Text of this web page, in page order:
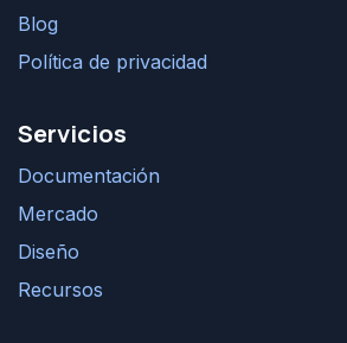
Blog
Política de privacidad
Servicios
Documentación
Mercado
Diseño
Recursos